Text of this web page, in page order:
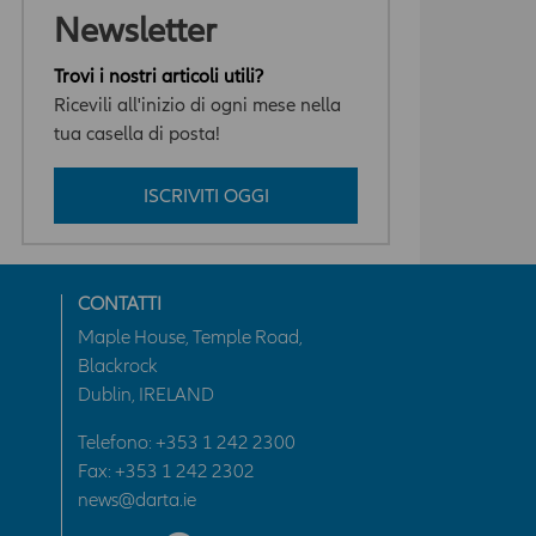
Newsletter
Trovi i nostri articoli utili?
Ricevili all'inizio di ogni mese nella
tua casella di posta!
ISCRIVITI OGGI
CONTATTI
Maple House, Temple Road,
Blackrock
Dublin, IRELAND
Telefono: +353 1 242 2300
Fax: +353 1 242 2302
news@darta.ie